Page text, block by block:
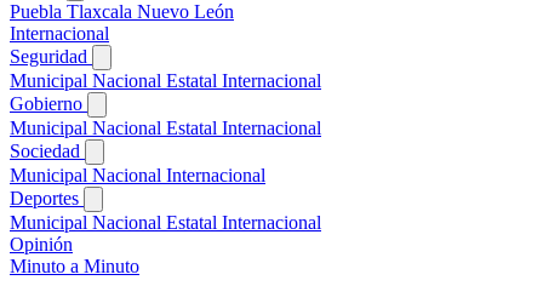
Puebla Tlaxcala Nuevo León
Internacional
Seguridad
Municipal Nacional Estatal Internacional
Gobierno
Municipal Nacional Estatal Internacional
Sociedad
Municipal Nacional Internacional
Deportes
Municipal Nacional Estatal Internacional
Opinión
Minuto a Minuto